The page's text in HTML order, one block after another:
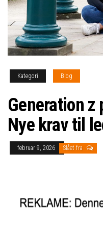
Kategori Blog
Generation z
Nye krav til
februar 9, 2026 Slået fra